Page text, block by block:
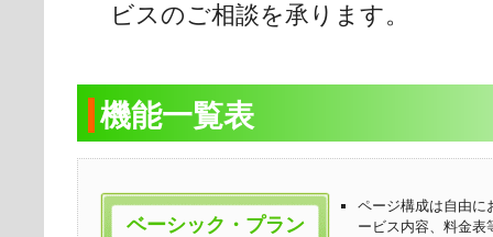
ビスのご相談を承ります。
機能一覧表
ベーシック・プラン
ページ構成は自由に
ービス内容、料金表